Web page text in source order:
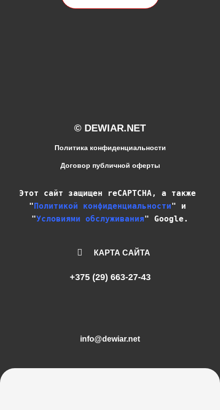
© DEWIAR.NET
Политика конфиденциальности
Договор публичной оферты
Этот сайт защищен reCAPTCHA, а также
" Политикой конфиденциальности" и
"Условиями обслуживания" Google.
КАРТА САЙТА
+375 (29) 663-27-43
info@dewiar.net